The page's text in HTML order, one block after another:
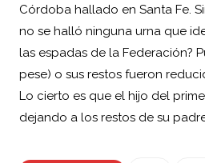
Córdoba hallado en Santa Fe.
no se halló ninguna urna que
las espadas de la Federación?
pese) o sus restos fueron
Lo cierto es que el hijo del
dejando a los restos de su